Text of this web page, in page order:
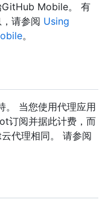
GitHub Mobile。 有
请参阅 Using
。
。 当您使用代理应用
订阅并据此计费，而
代理相同。 请参阅